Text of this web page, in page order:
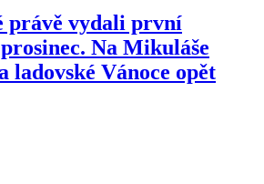
právě vydali první
Na Mikuláše
ladovské Vánoce opět